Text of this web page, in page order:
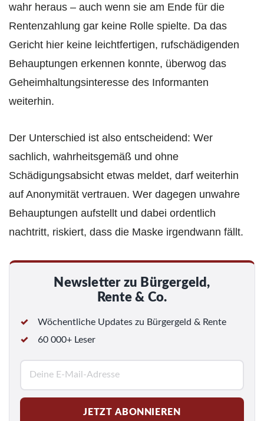
wahr heraus – auch wenn sie am Ende für die
Rentenzahlung gar keine Rolle spielte. Da das
Gericht hier keine leichtfertigen, rufschädigenden
Behauptungen erkennen konnte, überwog das
Geheimhaltungsinteresse des Informanten
weiterhin.
Der Unterschied ist also entscheidend: Wer
sachlich, wahrheitsgemäß und ohne
Schädigungsabsicht etwas meldet, darf weiterhin
auf Anonymität vertrauen. Wer dagegen unwahre
Behauptungen aufstellt und dabei ordentlich
nachtritt, riskiert, dass die Maske irgendwann fällt.
Newsletter zu Bürgergeld,
Rente & Co.
Wöchentliche Updates zu Bürgergeld & Rente
60 000+ Leser
M
a
JETZT ABONNIEREN